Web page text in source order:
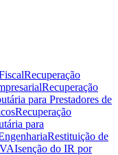
Recuperação
Recuperação
para Prestadores de
Recuperação
para
Restituição de
Isenção do IR por